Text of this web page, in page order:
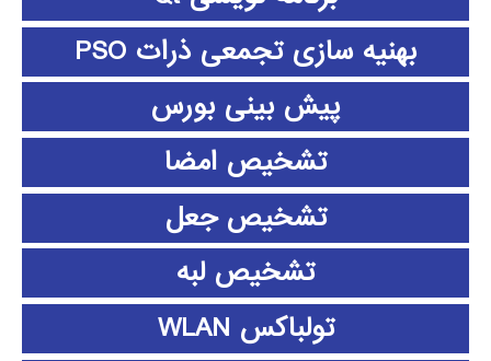
بهنیه سازی تجمعی ذرات PSO
پیش بینی بورس
تشخیص امضا
تشخیص جعل
تشخیص لبه
تولباکس WLAN